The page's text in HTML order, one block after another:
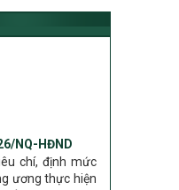
Chương trình
nông thôn mới,
Chương trình
bàn
ương thực hiện
gia xây dựng
bền vững và